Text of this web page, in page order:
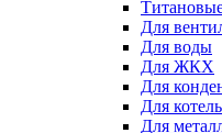
Для
Для воды
Для ЖКХ
Для
Для
Для